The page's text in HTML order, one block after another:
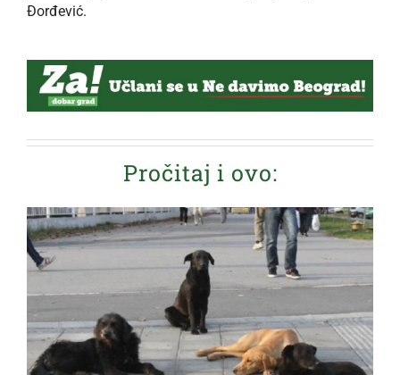
Đorđević.
Pročitaj i ovo: